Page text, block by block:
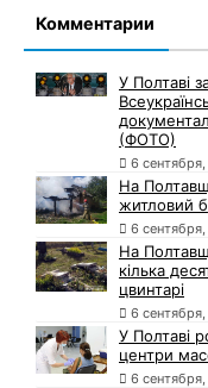
Комментарии
У Полтаві
(ФОТО)
6
На
житловий
6
На
кілька
цвинтарі
6
У Полтаві
центри
6